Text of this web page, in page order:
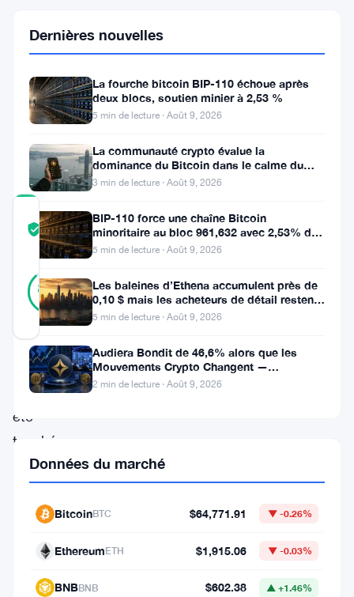
qu'un
trois
pools
tokens
Solana
COMMUNITY
TRUST
SCORE
Vérifié
88%
RÉEL
Vérifié
votes
Mis à jour 2 mois il y a
Raydium
été
touché.
décentralisée
Solana
Dernières nouvelles
La fourche bitcoin BIP-110 échoue après
deux blocs, soutien minier à 2,53 %
5 min de lecture · Août 9, 2026
La communauté crypto évalue la
dominance du Bitcoin dans le calme du
week-end
3 min de lecture · Août 9, 2026
BIP-110 force une chaîne Bitcoin
minoritaire au bloc 961,632 avec 2,53% de
soutien des mineurs
5 min de lecture · Août 9, 2026
Les baleines d’Ethena accumulent près de
0,10 $ mais les acheteurs de détail restent
à l’écart
5 min de lecture · Août 9, 2026
Audiera Bondit de 46,6% alors que les
Mouvements Crypto Changent —
Mouvements Quotidiens 9 Août
2 min de lecture · Août 9, 2026
Données du marché
BitcoinBTC $64,771.91 ▼ -0.26%
EthereumETH $1,915.06 ▼ -0.03%
BNBBNB $602.38 ▲ +1.46%